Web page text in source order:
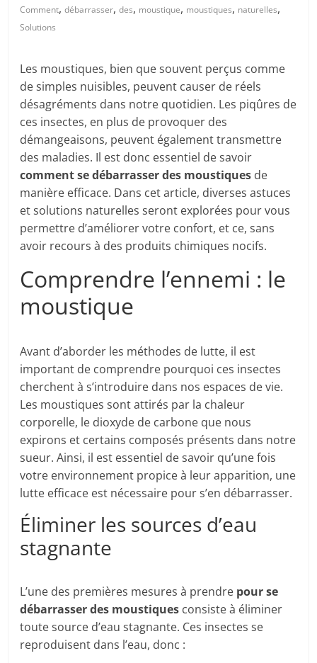
Comment,débarrasser,des, moustique, moustiques, naturelles,
Solutions
Les moustiques, bien que souvent perçus comme
de simples nuisibles, peuvent causer de réels
désagréments dans notre quotidien. Les piqûres de
ces insectes, en plus de provoquer des
démangeaisons, peuvent également transmettre
des maladies. Il est donc essentiel de savoir
comment se débarrasser des moustiques de
manière efficace. Dans cet article, diverses astuces
et solutions naturelles seront explorées pour vous
permettre d’améliorer votre confort, et ce, sans
avoir recours à des produits chimiques nocifs.
Comprendre l’ennemi : le
moustique
Avant d’aborder les méthodes de lutte, il est
important de comprendre pourquoi ces insectes
cherchent à s’introduire dans nos espaces de vie.
Les moustiques sont attirés par la chaleur
corporelle, le dioxyde de carbone que nous
expirons et certains composés présents dans notre
sueur. Ainsi, il est essentiel de savoir qu’une fois
votre environnement propice à leur apparition, une
lutte efficace est nécessaire pour s’en débarrasser.
Éliminer les sources d’eau
stagnante
L’une des premières mesures à prendre pour se
débarrasser des moustiques consiste à éliminer
toute source d’eau stagnante. Ces insectes se
reproduisent dans l’eau, donc :